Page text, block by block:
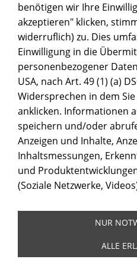
benötigen wir Ihre
akzeptieren" klicken,
widerruflich) zu. Dies
Einwilligung in die
personenbezogener
USA, nach Art. 49 (1) (a)
Widersprechen in dem
anklicken. Informationen
speichern und/oder
Anzeigen und Inhalte,
Inhaltsmessungen,
und
(Soziale Netzwerke,
NUR
ALLE